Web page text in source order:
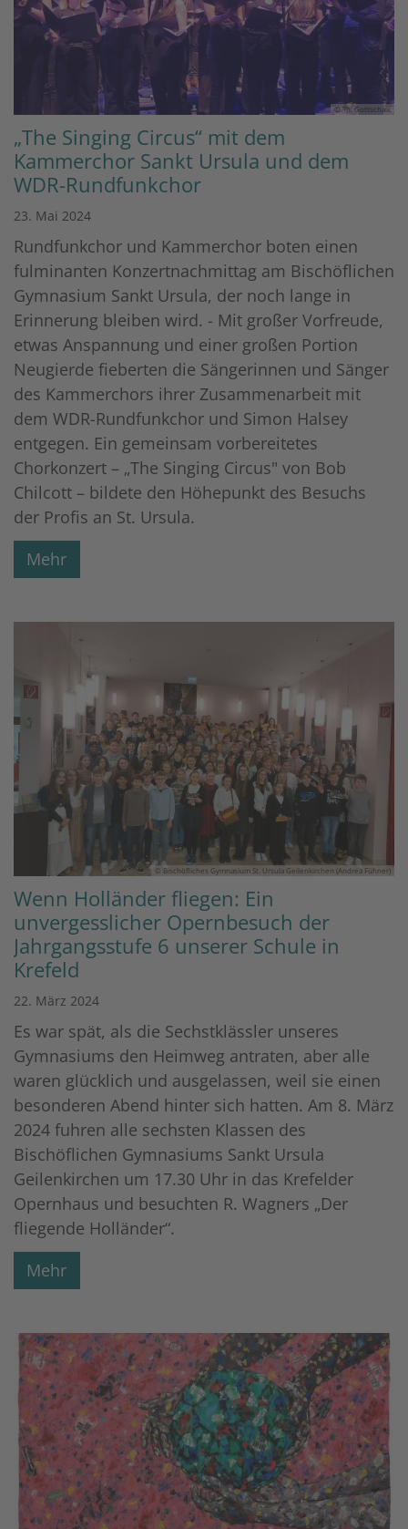
© Th. Gottschalk
„The Singing Circus“ mit dem
Kammerchor Sankt Ursula und dem
WDR-Rundfunkchor
23. Mai 2024
Rundfunkchor und Kammerchor boten einen
fulminanten Konzertnachmittag am Bischöflichen
Gymnasium Sankt Ursula, der noch lange in
Erinnerung bleiben wird. - Mit großer Vorfreude,
etwas Anspannung und einer großen Portion
Neugierde fieberten die Sängerinnen und Sänger
des Kammerchors ihrer Zusammenarbeit mit
dem WDR-Rundfunkchor und Simon Halsey
entgegen. Ein gemeinsam vorbereitetes
Chorkonzert – „The Singing Circus" von Bob
Chilcott – bildete den Höhepunkt des Besuchs
der Profis an St. Ursula.
Mehr
© Bischöfliches Gymnasium St. Ursula Geilenkirchen (Andrea Fühner)
Wenn Holländer fliegen: Ein
unvergesslicher Opernbesuch der
Jahrgangsstufe 6 unserer Schule in
Krefeld
22. März 2024
Es war spät, als die Sechstklässler unseres
Gymnasiums den Heimweg antraten, aber alle
waren glücklich und ausgelassen, weil sie einen
besonderen Abend hinter sich hatten. Am 8. März
2024 fuhren alle sechsten Klassen des
Bischöflichen Gymnasiums Sankt Ursula
Geilenkirchen um 17.30 Uhr in das Krefelder
Opernhaus und besuchten R. Wagners „Der
fliegende Holländer“.
Mehr